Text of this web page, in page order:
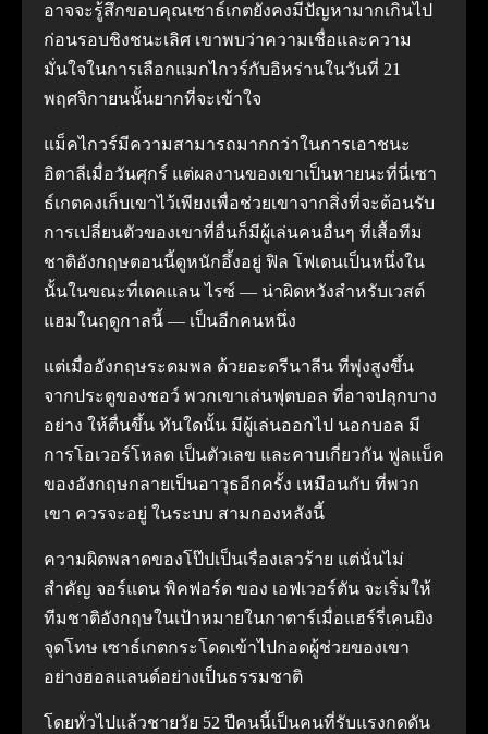
อาจจะรู้สึกขอบคุณเซาธ์เกตยังคงมีปัญหามากเกินไป
ก่อนรอบชิงชนะเลิศ เขาพบว่าความเชื่อและความ
มั่นใจในการเลือกแมกไกวร์กับอิหร่านในวันที่ 21
พฤศจิกายนนั้นยากที่จะเข้าใจ
แม็คไกวร์มีความสามารถมากกว่าในการเอาชนะ
อิตาลีเมื่อวันศุกร์ แต่ผลงานของเขาเป็นหายนะที่นี่เซา
ธ์เกตคงเก็บเขาไว้เพียงเพื่อช่วยเขาจากสิ่งที่จะต้อนรับ
การเปลี่ยนตัวของเขาที่อื่นก็มีผู้เล่นคนอื่นๆ ที่เสื้อทีม
ชาติอังกฤษตอนนี้ดูหนักอึ้งอยู่ ฟิล โฟเดนเป็นหนึ่งใน
นั้นในขณะที่เดคแลน ไรซ์ — น่าผิดหวังสำหรับเวสต์
แฮมในฤดูกาลนี้ — เป็นอีกคนหนึ่ง
แต่เมื่ออังกฤษระดมพล ด้วยอะดรีนาลีน ที่พุ่งสูงขึ้น
จากประตูของชอว์ พวกเขาเล่นฟุตบอล ที่อาจปลุกบาง
อย่าง ให้ตื่นขึ้น ทันใดนั้น มีผู้เล่นออกไป นอกบอล มี
การโอเวอร์โหลด เป็นตัวเลข และคาบเกี่ยวกัน ฟูลแบ็ค
ของอังกฤษกลายเป็นอาวุธอีกครั้ง เหมือนกับ ที่พวก
เขา ควรจะอยู่ ในระบบ สามกองหลังนี้
ความผิดพลาดของโป๊ปเป็นเรื่องเลวร้าย แต่นั่นไม่
สำคัญ จอร์แดน พิคฟอร์ด ของ เอฟเวอร์ตัน จะเริ่มให้
ทีมชาติอังกฤษในเป้าหมายในกาตาร์เมื่อแฮร์รี่เคนยิง
จุดโทษ เซาธ์เกตกระโดดเข้าไปกอดผู้ช่วยของเขา
อย่างฮอลแลนด์อย่างเป็นธรรมชาติ
โดยทั่วไปแล้วชายวัย 52 ปีคนนี้เป็นคนที่รับแรงกดดัน